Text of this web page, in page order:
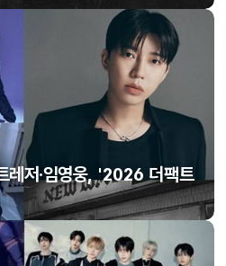
레저·임영웅, '2026 더팩트